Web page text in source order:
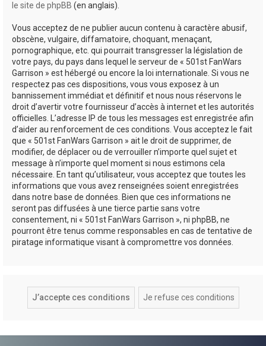
le site de phpBB (en anglais).
Vous acceptez de ne publier aucun contenu à caractère abusif,
obscène, vulgaire, diffamatoire, choquant, menaçant,
pornographique, etc. qui pourrait transgresser la législation de
votre pays, du pays dans lequel le serveur de « 501st FanWars
Garrison » est hébergé ou encore la loi internationale. Si vous ne
respectez pas ces dispositions, vous vous exposez à un
bannissement immédiat et définitif et nous nous réservons le
droit d’avertir votre fournisseur d’accès à internet et les autorités
officielles. L’adresse IP de tous les messages est enregistrée afin
d’aider au renforcement de ces conditions. Vous acceptez le fait
que « 501st FanWars Garrison » ait le droit de supprimer, de
modifier, de déplacer ou de verrouiller n’importe quel sujet et
message à n’importe quel moment si nous estimons cela
nécessaire. En tant qu’utilisateur, vous acceptez que toutes les
informations que vous avez renseignées soient enregistrées
dans notre base de données. Bien que ces informations ne
seront pas diffusées à une tierce partie sans votre
consentement, ni « 501st FanWars Garrison », ni phpBB, ne
pourront être tenus comme responsables en cas de tentative de
piratage informatique visant à compromettre vos données.